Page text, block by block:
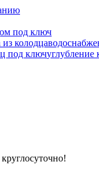
под ключ
колодца
под ключуглубление